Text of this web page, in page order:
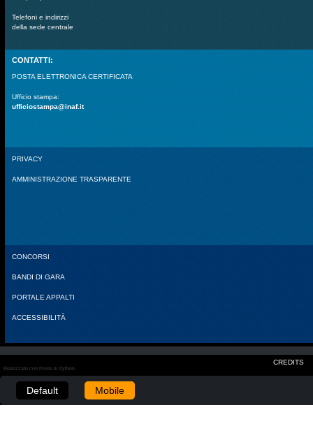
Telefoni e indirizzi
della sede centrale
CONTATTI:
POSTA ELETTRONICA CERTIFICATA
Ufficio stampa:
ufficiostampa@inaf.it
PRIVACY
AMMINISTRAZIONE TRASPARENTE
CONCORSI
BANDI DI GARA
PORTALE APPALTI
ACCESSIBILITÀ
CREDITS
Realizzato con Plone & Python
Default Mobile